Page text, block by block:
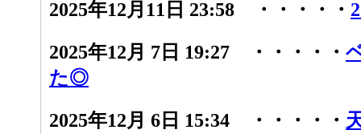
2025年12月11日 23:58 ・・・・・
2025年12月 7日 19:27 ・・・・・
た◎
2025年12月 6日 15:34 ・・・・・